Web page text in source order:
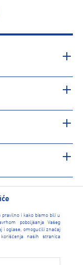
pravilno i kako bismo bili u
poboljšanja Vašeg
i oglase, omogućili značaj
naših stranica